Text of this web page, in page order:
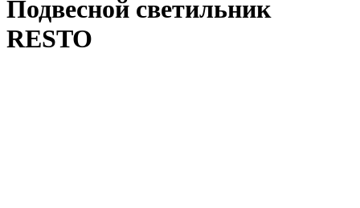
Подвесной светильник
RESTO